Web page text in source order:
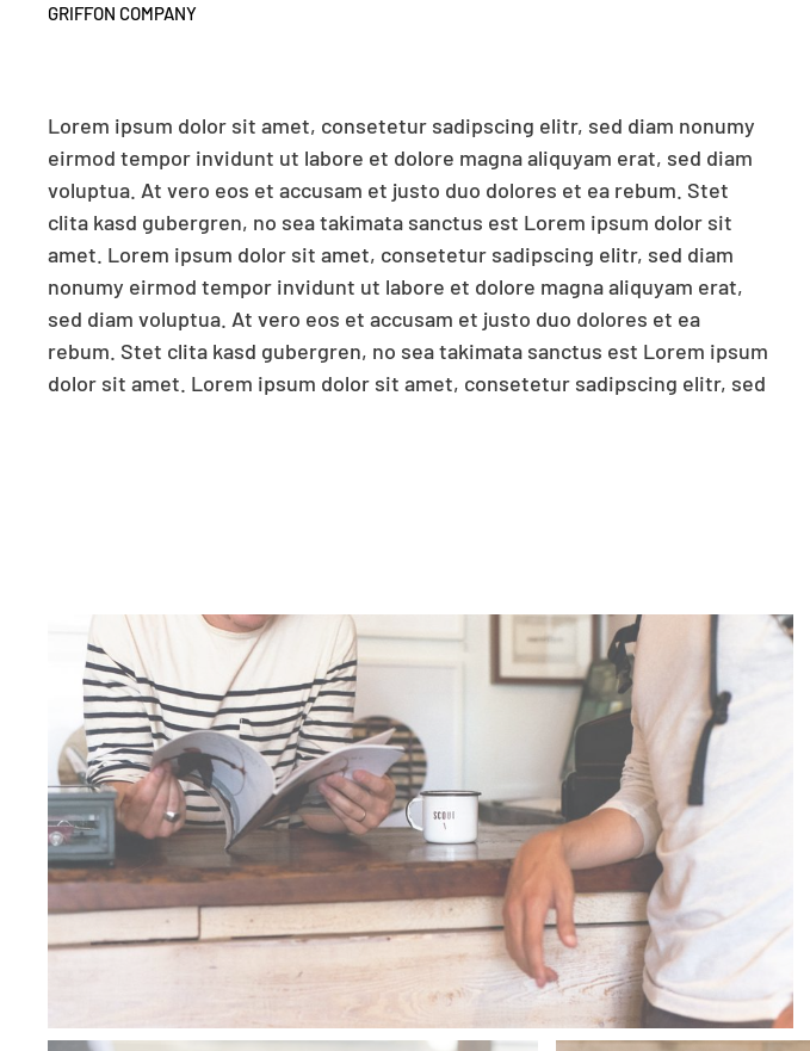
GRIFFON COMPANY
Lorem ipsum dolor sit amet, consetetur sadipscing elitr, sed diam nonumy
eirmod tempor invidunt ut labore et dolore magna aliquyam erat, sed diam
voluptua. At vero eos et accusam et justo duo dolores et ea rebum. Stet
clita kasd gubergren, no sea takimata sanctus est Lorem ipsum dolor sit
amet. Lorem ipsum dolor sit amet, consetetur sadipscing elitr, sed diam
nonumy eirmod tempor invidunt ut labore et dolore magna aliquyam erat,
sed diam voluptua. At vero eos et accusam et justo duo dolores et ea
rebum. Stet clita kasd gubergren, no sea takimata sanctus est Lorem ipsum
dolor sit amet. Lorem ipsum dolor sit amet, consetetur sadipscing elitr, sed
diam nonumy eirmod tempor invidunt ut labore et dolore magna aliquyam
erat, sed diam voluptua. At vero eos et accusam et justo duo dolores et ea
rebum. Stet clita kasd gubergren, no sea takimata sanctus est Lorem ipsum
dolor sit amet. Lorem ipsum dolor sit amet, consetetur sadipscing elitr, sed
diam nonumy eirmod tempor invidunt ut labore et dolore magna aliquyam
erat, sed diam voluptua. At vero eos et accusam et justo duo dolores et ea
rebum. Stet clita kasd gubergren, no sea takimata sanctus est Lorem ipsum